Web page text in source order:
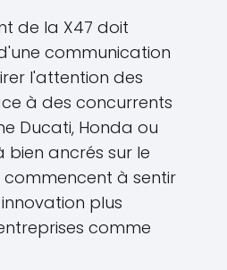
de la X47 doit
communication
l'attention des
à des concurrents
Ducati, Honda ou
bien ancrés sur le
à sentir
plus
comme